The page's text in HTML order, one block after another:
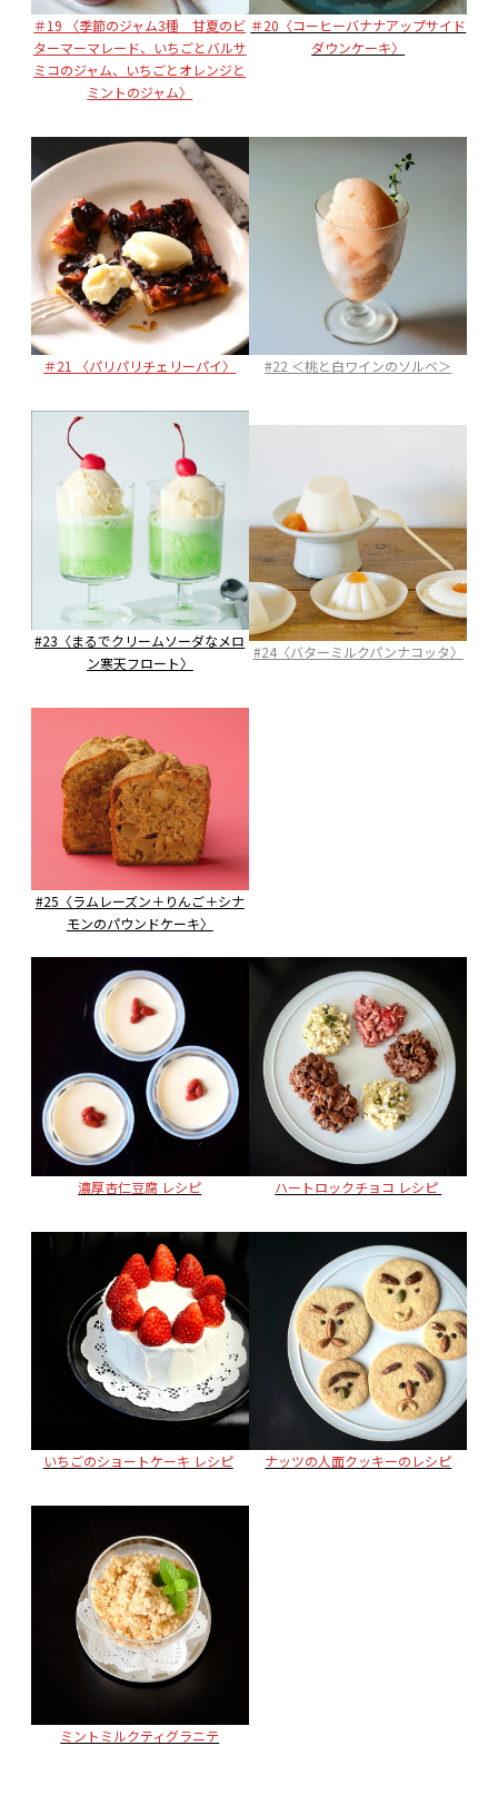
＃19 〈季節のジャム3種 甘夏のビ
ターマーマレード、いちごとバルサ
ミコのジャム、いちごとオレンジと
ミントのジャム〉
＃20〈コーヒーバナナアップサイド
ダウンケーキ〉
＃21 〈パリパリチェリーパイ〉 #22 ＜桃と白ワインのソルベ＞
#23〈まるでクリームソーダなメロ
ン寒天フロート〉
#24〈バターミルクパンナコッタ〉
#25〈ラムレーズン＋りんご＋シナ
モンのパウンドケーキ〉
濃厚杏仁豆腐 レシピ ハートロックチョコ レシピ
いちごのショートケーキ レシピ ナッツの人面クッキーのレシピ
ミントミルクティグラニテ